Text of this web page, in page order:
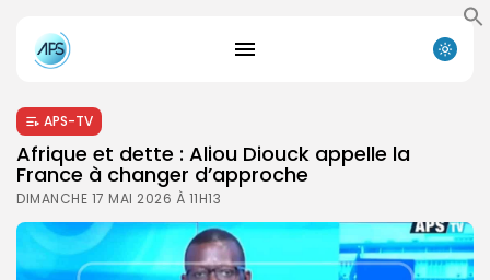
APS-TV
Afrique et dette : Aliou Diouck appelle la
France à changer d’approche
DIMANCHE 17 MAI 2026 À 11H13